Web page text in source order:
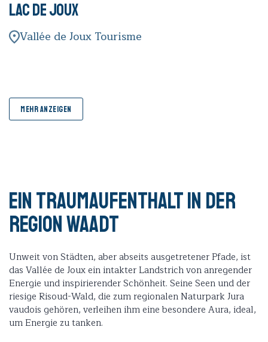
Lac de Joux
Vallée de Joux Tourisme
MEHR ANZEIGEN
Ein Traumaufenthalt in der
Region Waadt
Unweit von Städten, aber abseits ausgetretener Pfade, ist
das Vallée de Joux ein intakter Landstrich von anregender
Energie und inspirierender Schönheit. Seine Seen und der
riesige Risoud-Wald, die zum regionalen Naturpark Jura
vaudois gehören, verleihen ihm eine besondere Aura, ideal,
um Energie zu tanken.